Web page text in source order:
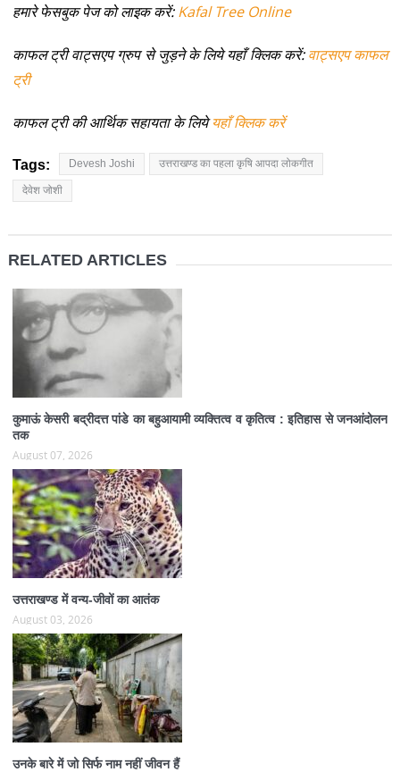
हमारे फेसबुक पेज को लाइक करें:Kafal Tree Online
काफल ट्री वाट्सएप ग्रुप से जुड़ने के लिये यहाँ क्लिक करें:वाट्सएप काफल
ट्री
काफल ट्री की आर्थिक सहायता के लियेयहाँ क्लिक करें
Tags: Devesh Joshi उत्तराखण्ड का पहला कृषि आपदा लोकगीत
देवेश जोशी
RELATED ARTICLES
कुमाऊं केसरी बद्रीदत्त पांडे का बहुआयामी व्यक्तित्व व कृतित्व : इतिहास से जनआंदोलन
तक
August 07, 2026
उत्तराखण्ड में वन्य-जीवों का आतंक
August 03, 2026
उनके बारे में जो सिर्फ नाम नहीं जीवन हैं